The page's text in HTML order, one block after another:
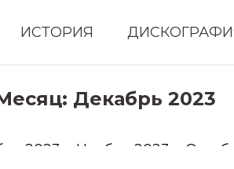
ИСТОРИЯ
Декабрь 2023
2023 Ноябрь 2023